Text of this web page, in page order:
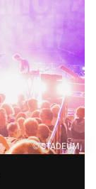
© STADEUM